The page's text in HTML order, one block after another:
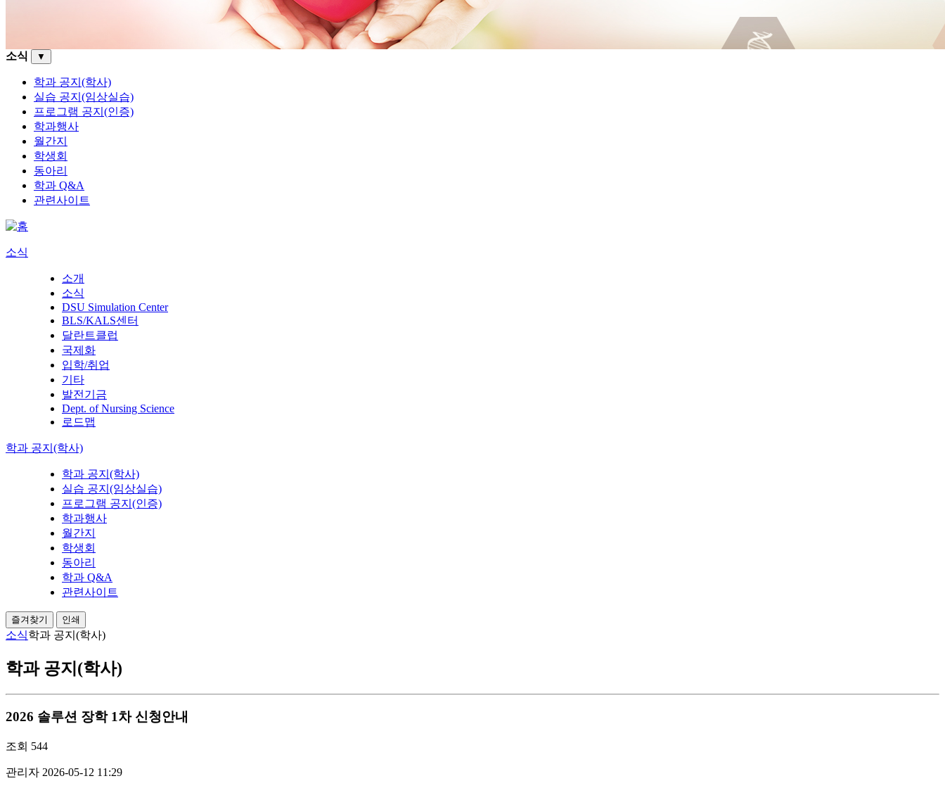
소식 ▼
학과 공지(학사)
실습 공지(임상실습)
프로그램 공지(인증)
학과행사
월간지
학생회
동아리
학과 Q&A
관련사이트
소식
소개
소식
DSU Simulation Center
BLS/KALS센터
달란트클럽
국제화
입학/취업
기타
발전기금
Dept. of Nursing Science
로드맵
학과 공지(학사)
학과 공지(학사)
실습 공지(임상실습)
프로그램 공지(인증)
학과행사
월간지
학생회
동아리
학과 Q&A
관련사이트
즐겨찾기 인쇄
소식학과 공지(학사)
학과 공지(학사)
2026 솔루션 장학 1차 신청안내
조회 544
관리자 2026-05-12 11:29